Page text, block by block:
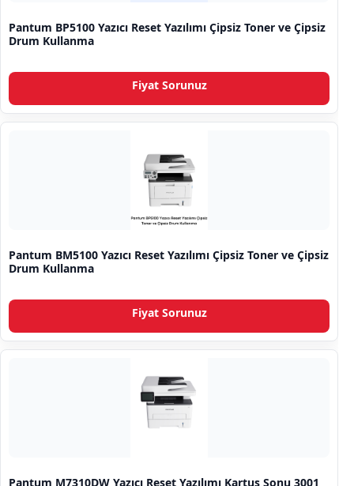
Pantum BP5100 Yazıcı Reset Yazılımı Çipsiz Toner ve Çipsiz
Drum Kullanma
Fiyat Sorunuz
Pantum BM5100 Yazıcı Reset Yazılımı Çipsiz Toner ve Çipsiz
Drum Kullanma
Fiyat Sorunuz
Pantum M7310DW Yazıcı Reset Yazılımı Kartuş Sonu 3001